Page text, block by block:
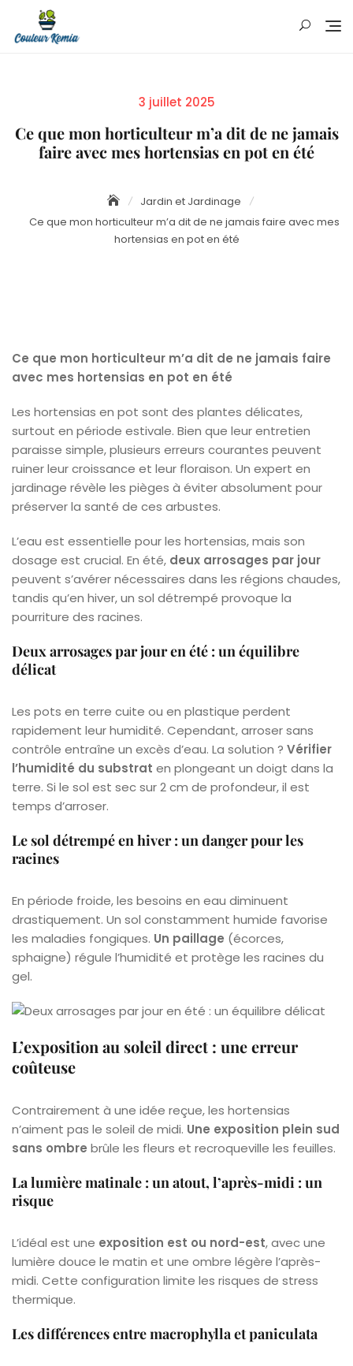
content
Posted
3 juillet 2025
Ce que mon horticulteur m’a dit de ne jamais
faire avec mes hortensias en pot en été
Jardin et Jardinage
Ce que mon horticulteur m’a dit de ne jamais faire avec mes
hortensias en pot en été
Ce que mon horticulteur m’a dit de ne jamais faire
avec mes hortensias en pot en été
Les hortensias en pot sont des plantes délicates,
surtout en période estivale. Bien que leur entretien
paraisse simple, plusieurs erreurs courantes peuvent
ruiner leur croissance et leur floraison. Un expert en
jardinage révèle les pièges à éviter absolument pour
préserver la santé de ces arbustes.
L’eau est essentielle pour les hortensias, mais son
dosage est crucial. En été, deux arrosages par jour
peuvent s’avérer nécessaires dans les régions chaudes,
tandis qu’en hiver, un sol détrempé provoque la
pourriture des racines.
Deux arrosages par jour en été : un équilibre
délicat
Les pots en terre cuite ou en plastique perdent
rapidement leur humidité. Cependant, arroser sans
contrôle entraîne un excès d’eau. La solution ? Vérifier
l’humidité du substrat en plongeant un doigt dans la
terre. Si le sol est sec sur 2 cm de profondeur, il est
temps d’arroser.
Le sol détrempé en hiver : un danger pour les
racines
En période froide, les besoins en eau diminuent
drastiquement. Un sol constamment humide favorise
les maladies fongiques. Un paillage (écorces,
sphaigne) régule l’humidité et protège les racines du
gel.
L’exposition au soleil direct : une erreur
coûteuse
Contrairement à une idée reçue, les hortensias
n’aiment pas le soleil de midi. Une exposition plein sud
sans ombre brûle les fleurs et recroqueville les feuilles.
La lumière matinale : un atout, l’après-midi : un
risque
L’idéal est une exposition est ou nord-est, avec une
lumière douce le matin et une ombre légère l’après-
midi. Cette configuration limite les risques de stress
thermique.
Les différences entre macrophylla et paniculata